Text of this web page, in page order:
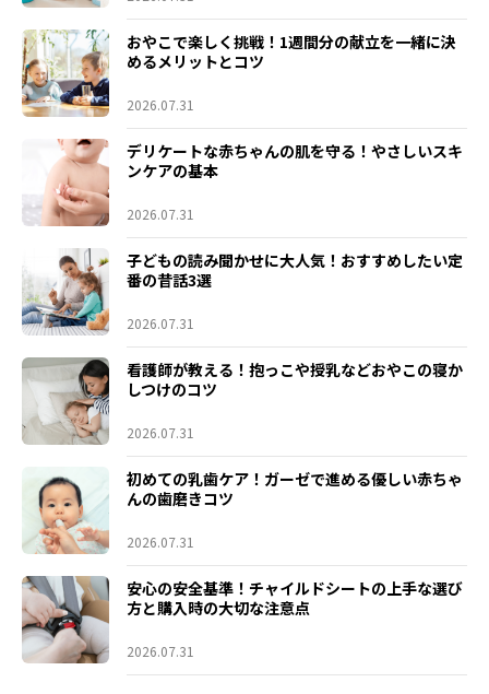
おやこで楽しく挑戦！1週間分の献立を一緒に決
めるメリットとコツ
2026.07.31
デリケートな赤ちゃんの肌を守る！やさしいスキ
ンケアの基本
2026.07.31
子どもの読み聞かせに大人気！おすすめしたい定
番の昔話3選
2026.07.31
看護師が教える！抱っこや授乳などおやこの寝か
しつけのコツ
2026.07.31
初めての乳歯ケア！ガーゼで進める優しい赤ちゃ
んの歯磨きコツ
2026.07.31
安心の安全基準！チャイルドシートの上手な選び
方と購入時の大切な注意点
2026.07.31